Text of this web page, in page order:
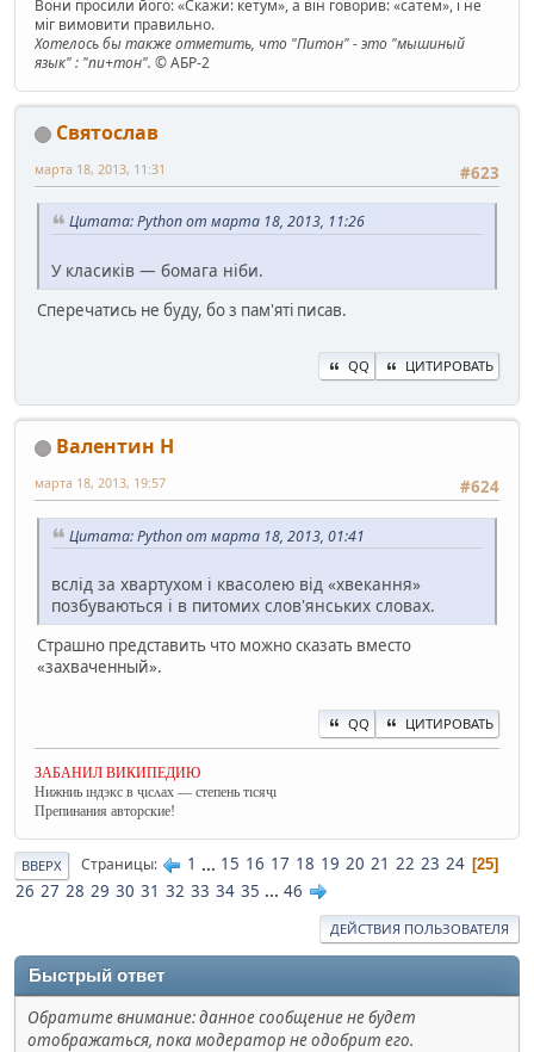
Вони просили його: «Скажи: кетум», а він говорив: «сатем», і не
міг вимовити правильно.
Хотелось бы также отметить, что "Питон" - это "мышиный
язык" : "пи+тон". © АБР-2
Святослав
#623
марта 18, 2013, 11:31
Цитата: Python от марта 18, 2013, 11:26
У класиків — бомага ніби.
Сперечатись не буду, бо з пам'яті писав.
QQ ЦИТИРОВАТЬ
Валентин Н
#624
марта 18, 2013, 19:57
Цитата: Python от марта 18, 2013, 01:41
вслід за хвартухом і квасолею від «хвекання»
позбуваються і в питомих слов'янських словах.
Страшно представить что можно сказать вместо
«захваченный».
QQ ЦИТИРОВАТЬ
ЗАБАНИЛ ВИКИПЕДИЮ
Нижниь ıндэкс в ҷıсʌах — степень тıсяҷı
Препинания авторские!
ВВЕРХ Страницы 1 ... 15 16 17 18 19 20 21 22 23 24 25
26 27 28 29 30 31 32 33 34 35 ... 46
ДЕЙСТВИЯ ПОЛЬЗОВАТЕЛЯ
Быстрый ответ
Обратите внимание: данное сообщение не будет
отображаться, пока модератор не одобрит его.